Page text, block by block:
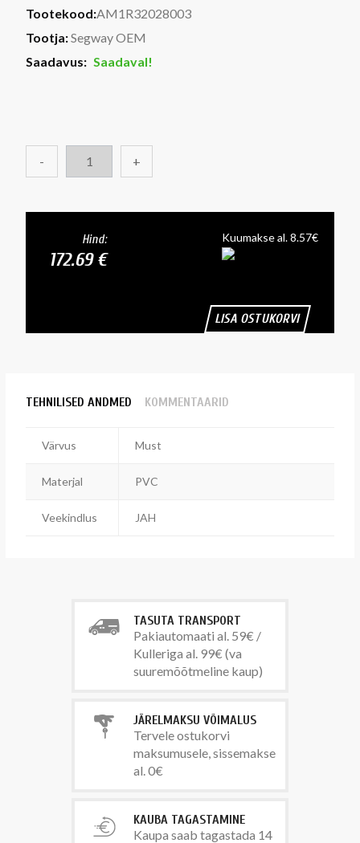
Tootekood:AM1R32028003
Tootja:Segway OEM
Saadavus: Saadaval!
- +
Hind:
172.69 €
Kuumakse al. 8.57€
LISA OSTUKORVI
TEHNILISED ANDMED KOMMENTAARID
Värvus Must
Materjal PVC
Veekindlus JAH
TASUTA TRANSPORT
Pakiautomaati al. 59€ /
Kulleriga al. 99€ (va
suuremõõtmeline kaup)
JÄRELMAKSU VÕIMALUS
Tervele ostukorvi
maksumusele, sissemakse
al. 0€
KAUBA TAGASTAMINE
Kaupa saab tagastada 14